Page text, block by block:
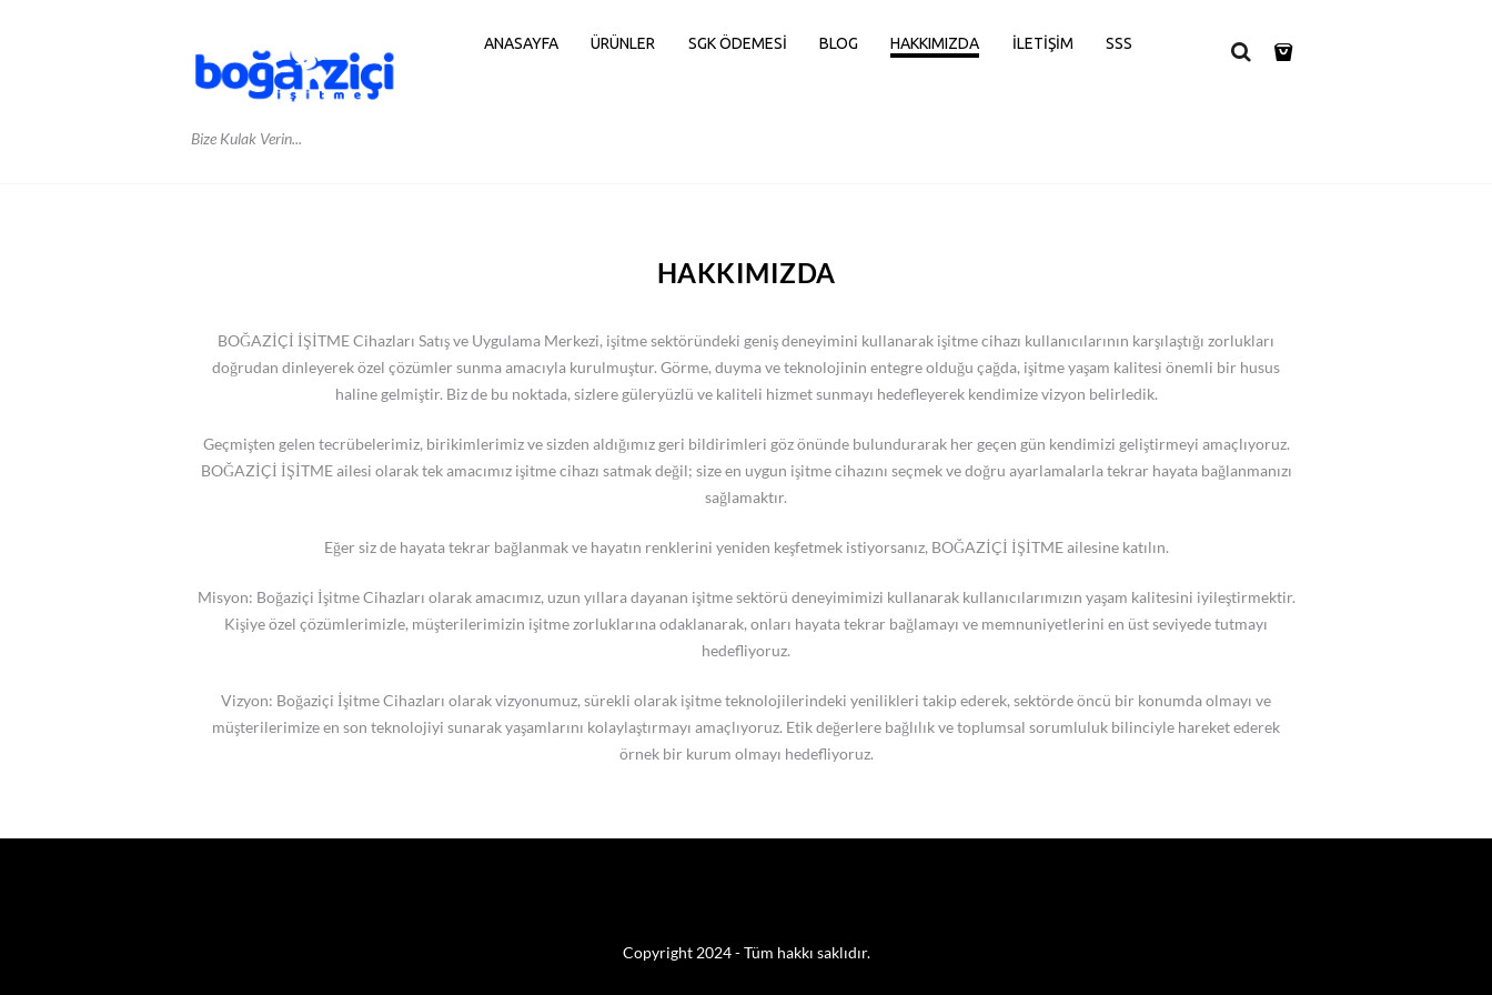
Bize Kulak Verin...
ANASAYFA ÜRÜNLER SGK ÖDEMESI BLOG HAKKIMIZDA İLETIŞIM SSS
HAKKIMIZDA
BOĞAZİÇİ İŞİTME Cihazları Satış ve Uygulama Merkezi, işitme sektöründeki geniş deneyimini kullanarak işitme cihazı kullanıcılarının karşılaştığı zorlukları
doğrudan dinleyerek özel çözümler sunma amacıyla kurulmuştur. Görme, duyma ve teknolojinin entegre olduğu çağda, işitme yaşam kalitesi önemli bir husus
haline gelmiştir. Biz de bu noktada, sizlere güleryüzlü ve kaliteli hizmet sunmayı hedefleyerek kendimize vizyon belirledik.
Geçmişten gelen tecrübelerimiz, birikimlerimiz ve sizden aldığımız geri bildirimleri göz önünde bulundurarak her geçen gün kendimizi geliştirmeyi amaçlıyoruz.
BOĞAZİÇİ İŞİTME ailesi olarak tek amacımız işitme cihazı satmak değil; size en uygun işitme cihazını seçmek ve doğru ayarlamalarla tekrar hayata bağlanmanızı
sağlamaktır.
Eğer siz de hayata tekrar bağlanmak ve hayatın renklerini yeniden keşfetmek istiyorsanız, BOĞAZİÇİ İŞİTME ailesine katılın.
Misyon: Boğaziçi İşitme Cihazları olarak amacımız, uzun yıllara dayanan işitme sektörü deneyimimizi kullanarak kullanıcılarımızın yaşam kalitesini iyileştirmektir.
Kişiye özel çözümlerimizle, müşterilerimizin işitme zorluklarına odaklanarak, onları hayata tekrar bağlamayı ve memnuniyetlerini en üst seviyede tutmayı
hedefliyoruz.
Vizyon: Boğaziçi İşitme Cihazları olarak vizyonumuz, sürekli olarak işitme teknolojilerindeki yenilikleri takip ederek, sektörde öncü bir konumda olmayı ve
müşterilerimize en son teknolojiyi sunarak yaşamlarını kolaylaştırmayı amaçlıyoruz. Etik değerlere bağlılık ve toplumsal sorumluluk bilinciyle hareket ederek
örnek bir kurum olmayı hedefliyoruz.
Copyright 2024 - Tüm hakkı saklıdır.